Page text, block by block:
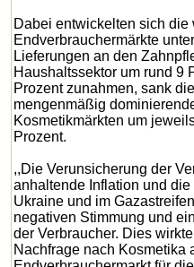
Dabei entwickelten sich die
Endverbrauchermärkte
Lieferungen an den
Haushaltssektor um rund 9
Prozent zunahmen, sank
mengenmäßig
Kosmetikmärkten um
Prozent.
,,Die Verunsicherung der
anhaltende Inflation und
Ukraine und im
negativen Stimmung und
der Verbraucher. Dies
Nachfrage nach Kosmetika